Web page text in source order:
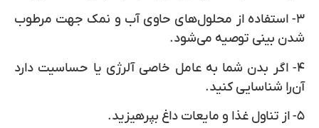
۳- استفاده از محلول‌های حاوی آب و نمک جهت مرطوب
شدن بینی توصیه می‌شود.
۴- اگر بدن شما به عامل خاصی آلرژی یا حساسیت دارد
آن‌را شناسایی کنید.
۵- از تناول غذا و مایعات داغ بپرهیزید.